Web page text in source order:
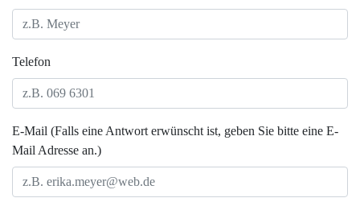
Telefon
E-Mail (Falls eine Antwort erwünscht ist, geben Sie bitte eine E-
Mail Adresse an.)